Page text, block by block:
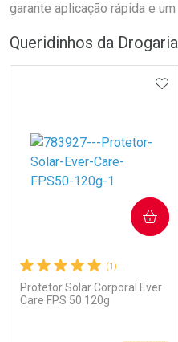
garante aplicação rápida e
Queridinhos da Drogaria
(1)
Protetor Solar Corporal Ever
Care FPS 50 120g
COMPRAR